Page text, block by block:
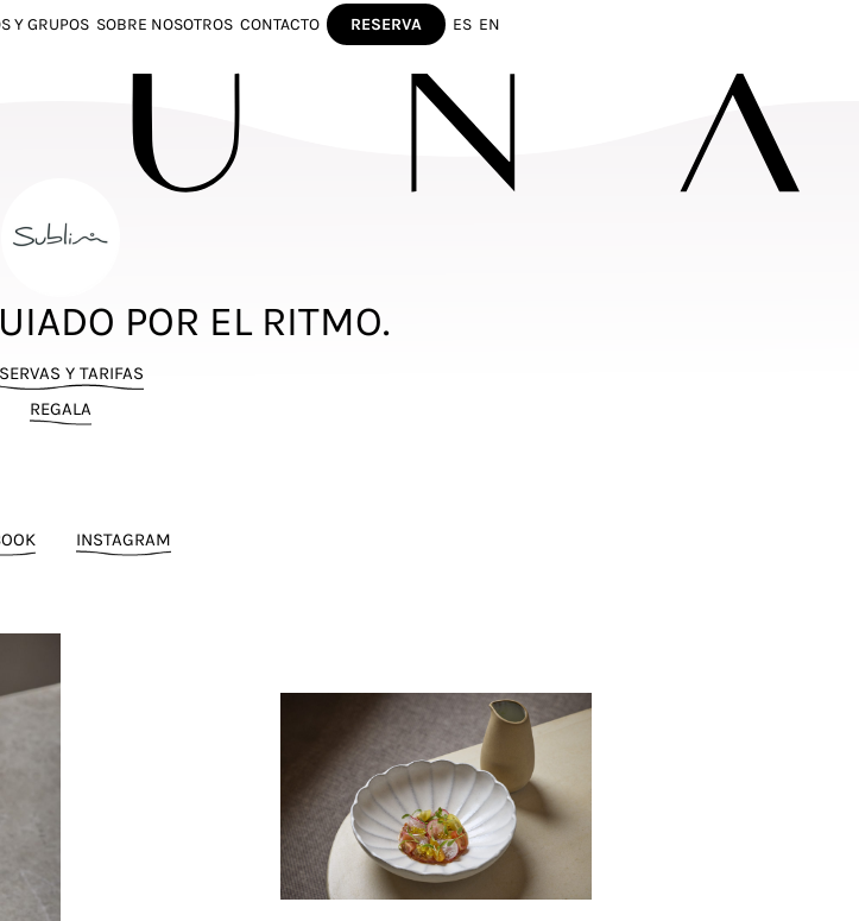
Y GRUPOS SOBRE NOSOTROS CONTACTO RESERVA ES EN
POR EL RITMO.
Y TARIFAS
REGALA
INSTAGRAM